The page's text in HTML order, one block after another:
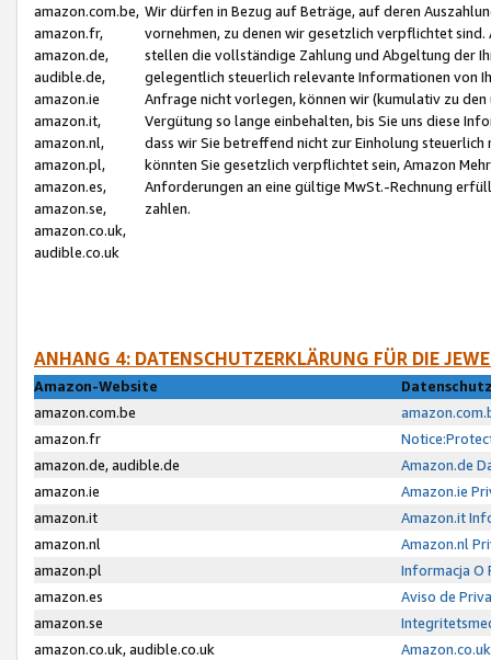
amazon.com.be,
amazon.fr,
amazon.de,
audible.de,
amazon.ie
amazon.it,
amazon.nl,
amazon.pl,
amazon.es,
amazon.se,
amazon.co.uk,
audible.co.uk
Wir dürfen in Bezug auf Beträge, auf deren
vornehmen, zu denen wir gesetzlich verpflichtet
stellen die vollständige Zahlung und Abgeltung der
gelegentlich steuerlich relevante Informationen von
Anfrage nicht vorlegen, können wir (kumulativ zu
Vergütung so lange einbehalten, bis Sie uns diese
dass wir Sie betreffend nicht zur Einholung
könnten Sie gesetzlich verpflichtet sein, Amazon
Anforderungen an eine gültige MwSt.-Rechnung
zahlen.
ANHANG 4: DATENSCHUTZERKLÄRUNG FÜR DIE
Amazon-Website
amazon.com.be
amazon.fr
amazon.de, audible.de
Amazon.de
amazon.ie
Amazon.ie
amazon.it
Amazon.it
amazon.nl
Amazon.nl
amazon.pl
Informacja O
amazon.es
Aviso de
amazon.se
amazon.co.uk, audible.co.uk